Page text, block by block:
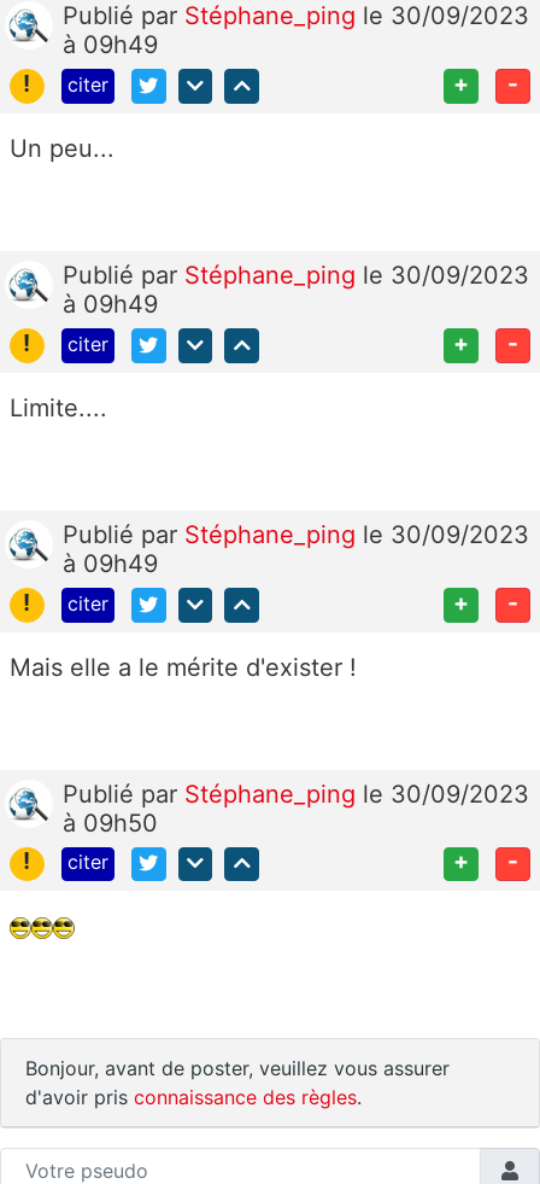
Publié par Stéphane_ping le 30/09/2023
à 09h49
!
citer + -
Un peu...
Publié par Stéphane_ping le 30/09/2023
à 09h49
!
citer + -
Limite....
Publié par Stéphane_ping le 30/09/2023
à 09h49
!
citer + -
Mais elle a le mérite d'exister !
Publié par Stéphane_ping le 30/09/2023
à 09h50
!
citer + -
Bonjour, avant de poster, veuillez vous assurer
d'avoir pris connaissance des règles.